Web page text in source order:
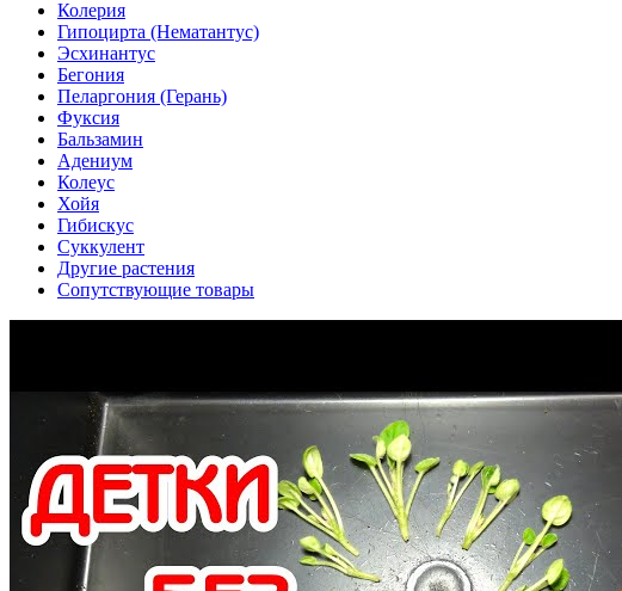
Колерия
Гипоцирта (Нематантус)
Эсхинантус
Бегония
Пеларгония (Герань)
Фуксия
Бальзамин
Адениум
Колеус
Хойя
Гибискус
Суккулент
Другие растения
Сопутствующие товары